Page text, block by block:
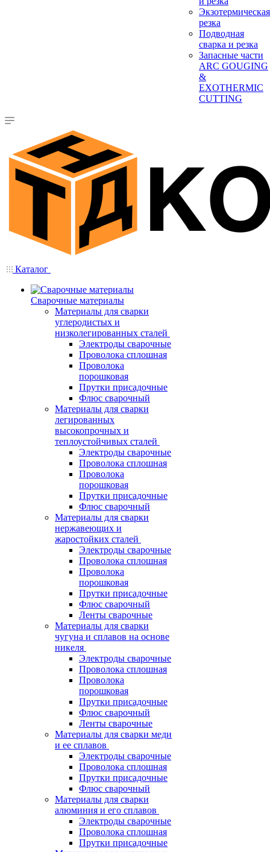
Экзотермическая
резка
Подводная
сварка и резка
Запасные части
ARC GOUGING
&
EXOTHERMIC
CUTTING
Каталог
Сварочные материалы
Материалы для сварки
углеродистых и
низколегированных сталей
Электроды сварочные
Проволока сплошная
Проволока
порошковая
Прутки присадочные
Флюс сварочный
Материалы для сварки
легированных
высокопрочных и
теплоустойчивых сталей
Электроды сварочные
Проволока сплошная
Проволока
порошковая
Прутки присадочные
Флюс сварочный
Материалы для сварки
нержавеющих и
жаростойких сталей
Электроды сварочные
Проволока сплошная
Проволока
порошковая
Прутки присадочные
Флюс сварочный
Ленты сварочные
Материалы для сварки
чугуна и сплавов на основе
никеля
Электроды сварочные
Проволока сплошная
Проволока
порошковая
Прутки присадочные
Флюс сварочный
Ленты сварочные
Материалы для сварки меди
и ее сплавов
Электроды сварочные
Проволока сплошная
Прутки присадочные
Флюс сварочный
Материалы для сварки
алюминия и его сплавов
Электроды сварочные
Проволока сплошная
Прутки присадочные